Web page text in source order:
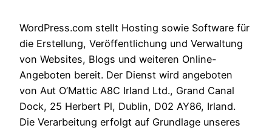
WordPress.com stellt Hosting sowie Software für
die Erstellung, Veröffentlichung und Verwaltung
von Websites, Blogs und weiteren Online-
Angeboten bereit. Der Dienst wird angeboten
von Aut O’Mattic A8C Irland Ltd., Grand Canal
Dock, 25 Herbert Pl, Dublin, D02 AY86, Irland.
Die Verarbeitung erfolgt auf Grundlage unseres